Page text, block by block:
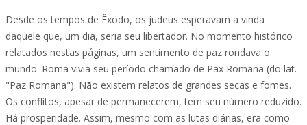
Desde os tempos de Êxodo, os judeus esperavam a vinda
daquele que, um dia, seria seu libertador. No momento histórico
relatados nestas páginas, um sentimento de paz rondava o
mundo. Roma vivia seu período chamado de Pax Romana (do lat.
"Paz Romana"). Não existem relatos de grandes secas e fomes.
Os conflitos, apesar de permanecerem, tem seu número reduzido.
Há prosperidade. Assim, mesmo com as lutas diárias, era como